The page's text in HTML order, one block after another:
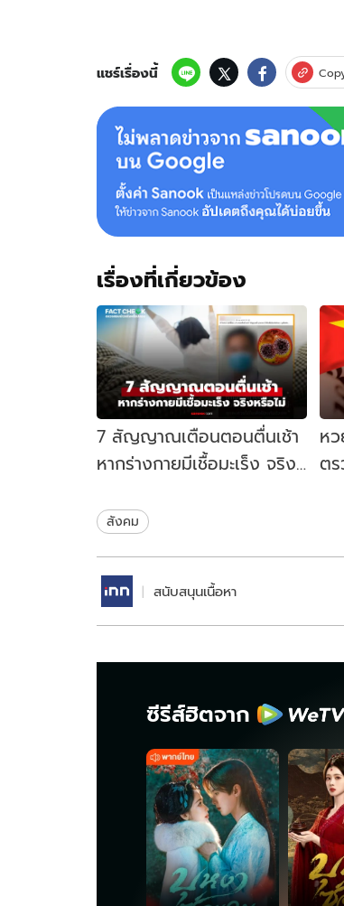
แชร์เรื่องนี้
เรื่องที่เกี่ยวข้อง
7 สัญญาณเตือนตอนตื่นเช้า
หากร่างกายมีเชื้อมะเร็ง จริง
ห
ต
สังคม
สนับสนุนเนื้อหา
ซีรีส์ฮิตจาก